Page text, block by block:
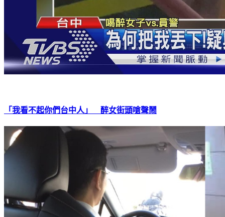
「我看不起你們台中人」 醉女街頭嗆聲鬧